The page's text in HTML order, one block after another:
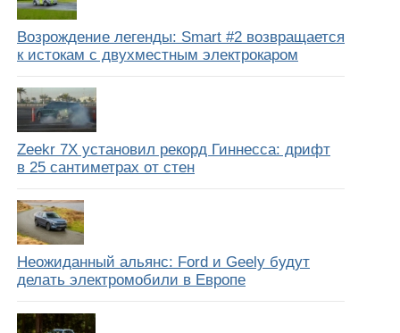
Возрождение легенды: Smart #2 возвращается
к истокам с двухместным электрокаром
Zeekr 7X установил рекорд Гиннесса: дрифт
в 25 сантиметрах от стен
Неожиданный альянс: Ford и Geely будут
делать электромобили в Европе